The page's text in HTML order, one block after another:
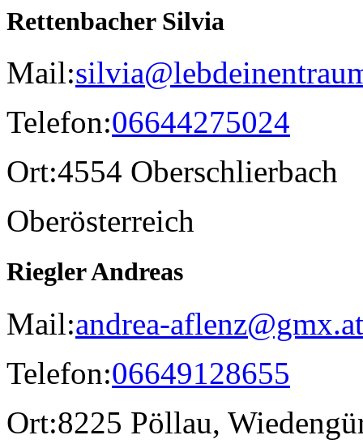
Rettenbacher Silvia
Mail:
Telefon:06644275024
Ort:4554 Oberschlierbach
Oberösterreich
Riegler Andreas
Mail:andrea-aflenz@gmx.at
Telefon:06649128655
Ort:8225 Pöllau,